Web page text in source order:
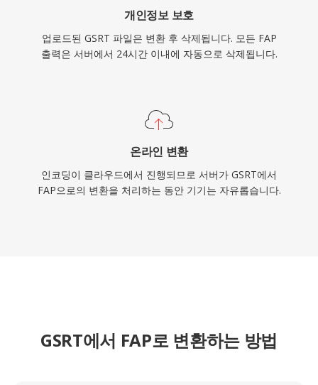
개인정보 보호
업로드된 GSRT 파일은 변환 후 삭제됩니다. 모든 FAP
출력은 서버에서 24시간 이내에 자동으로 삭제됩니다.
온라인 변환
인코딩이 클라우드에서 진행되므로 서버가 GSRT에서
FAP으로의 변환을 처리하는 동안 기기는 자유롭습니다.
GSRT에서 FAP로 변환하는 방법